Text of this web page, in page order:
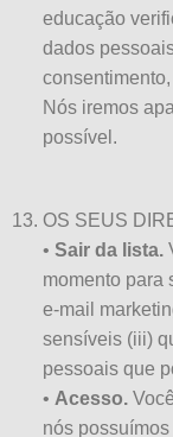
educação
dados
Nós iremos
possível.
OS SEUS
• Sair da lista.
momento para
e-mail
sensíveis (iii)
pessoais que
• Acesso.
nós